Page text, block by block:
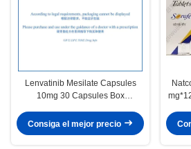
Lenvatinib Mesilate Capsules
10mg 30 Capsules Box
Carcinoma First Line Multi Kinase
VEGFR FGFR TKI
Consiga el mejor precio